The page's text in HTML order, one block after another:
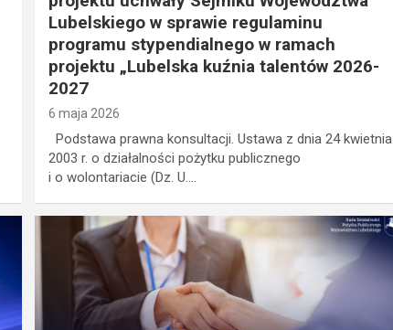
Lubelskiego w sprawie regulaminu
programu stypendialnego w ramach
projektu „Lubelska kuźnia talentów 2026-
2027
6 maja 2026
Podstawa prawna konsultacji. Ustawa z dnia 24 kwietnia
2003 r. o działalności pożytku publicznego
i o wolontariacie (Dz. U.…